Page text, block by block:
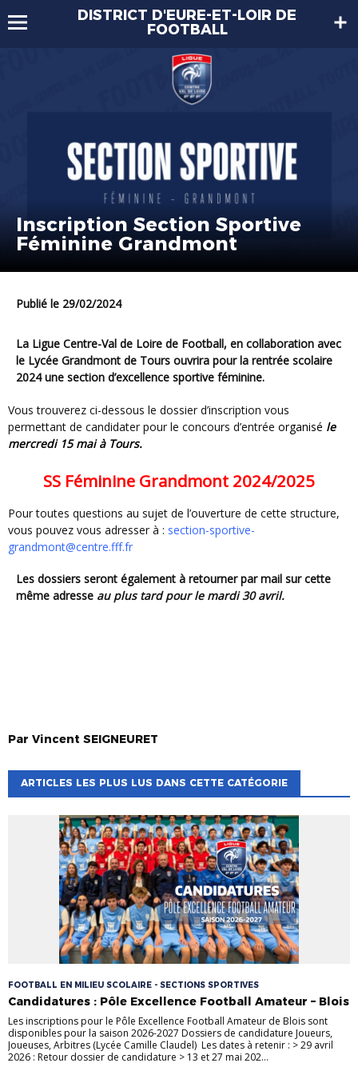
DISTRICT D'EURE-ET-LOIR DE
FOOTBALL
Inscription Section Sportive
Féminine Grandmont
Publié le 29/02/2024
La Ligue Centre-Val de Loire de Football, en collaboration avec
le Lycée Grandmont de Tours ouvrira pour la rentrée scolaire
2024 une section d’excellence sportive féminine.
Vous trouverez ci-dessous le dossier d’inscription vous
permettant de candidater pour le concours d’entrée organisé le
mercredi 15 mai à Tours.
SS Féminine Grandmont 2024/2025
Pour toutes questions au sujet de l’ouverture de cette structure,
vous pouvez vous adresser à : section-sportive-
grandmont@centre.fff.fr
Les dossiers seront également à retourner par mail sur cette
même adresse au plus tard pour le mardi 30 avril.
Par Vincent SEIGNEURET
ARTICLES LES PLUS LUS DANS CETTE CATÉGORIE
FOOTBALL EN MILIEU SCOLAIRE - SECTIONS SPORTIVES
Candidatures : Pôle Excellence Football Amateur – Blois
Les inscriptions pour le Pôle Excellence Football Amateur de Blois sont
disponibles pour la saison 2026-2027 Dossiers de candidature Joueurs,
Joueuses, Arbitres (Lycée Camille Claudel) Les dates à retenir : > 29 avril
2026 : Retour dossier de candidature > 13 et 27 mai 202...